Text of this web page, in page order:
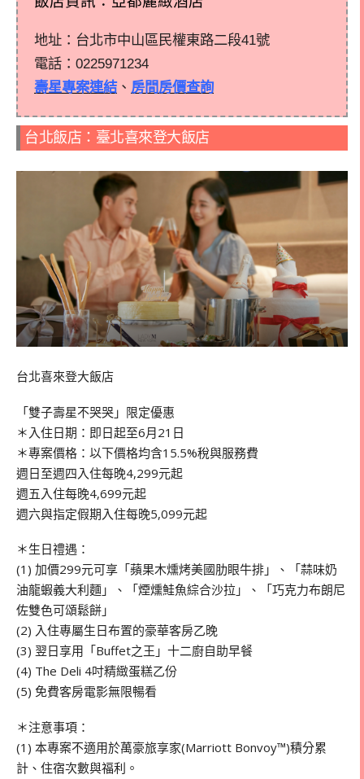
地址：台北市中山區民權東路二段41號
電話： 0225971234
壽星專案連結、 房間房價查詢
台北飯店：臺北喜來登大飯店
台北喜來登大飯店
「雙子壽星不哭哭」限定優惠
＊入住日期：即日起至6月21日
＊專案價格：以下價格均含15.5%稅與服務費
週日至週四入住每晚4,299元起
週五入住每晚4,699元起
週六與指定假期入住每晚5,099元起
＊生日禮遇：
(1) 加價299元可享「蘋果木燻烤美國肋眼牛排」、「蒜味奶
油龍蝦義大利麵」、「煙燻鮭魚綜合沙拉」、「巧克力布朗尼
佐雙色可頌鬆餅」
(2) 入住專屬生日布置的豪華客房乙晚
(3) 翌日享用「Buffet之王」十二廚自助早餐
(4) The Deli 4吋精緻蛋糕乙份
(5) 免費客房電影無限暢看
＊注意事項：
(1) 本專案不適用於萬豪旅享家(Marriott Bonvoy™)積分累
計、住宿次數與福利。